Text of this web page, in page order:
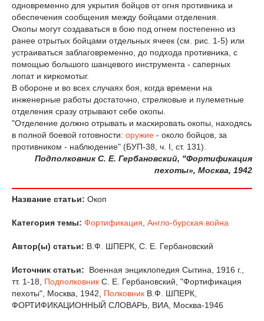
одновременно для укрытия бойцов от огня противника и
обеспечения сообщения между бойцами отделения.
Окопы могут создаваться в бою под огнем постепенно из
ранее отрытых бойцами отдельных ячеек (см. рис. 1-5) или
устраиваться заблаговременно, до подхода противника, с
помощью большого шанцевого инструмента - саперных
лопат и киркомотыг.
В обороне и во всех случаях боя, когда времени на
инженерные работы достаточно, стрелковые и пулеметные
отделения сразу отрывают себе окопы.
"Отделение должно отрывать и маскировать окопы, находясь
в полной боевой готовности: оружие - около бойцов, за
противником - наблюдение" (БУП-38, ч. I, ст. 131).
Подполковник С. Е. Гербановский, "Фортификация
пехоты», Москва, 1942
Название статьи: Окоп
Категория темы: Фортификация, Англо-бурская война
Автор(ы) статьи: В.Ф. ШПЕРК, С. Е. Гербановский
Источник статьи:
Военная энциклопедия Сытина, 1916 г.,
тт. 1-18, Подполковник С. Е. Гербановский, "Фортификация
пехоты", Москва, 1942, Полковник В.Ф. ШПЕРК,
ФОРТИФИКАЦИОННЫЙ СЛОВАРЬ, ВИА, Москва-1946